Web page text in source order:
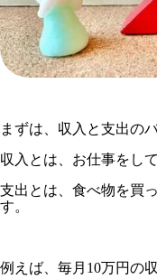
まずは、収入と支出の
収入とは、お仕事をし
支出とは、食べ物を買
す。
例えば、毎月10万円の